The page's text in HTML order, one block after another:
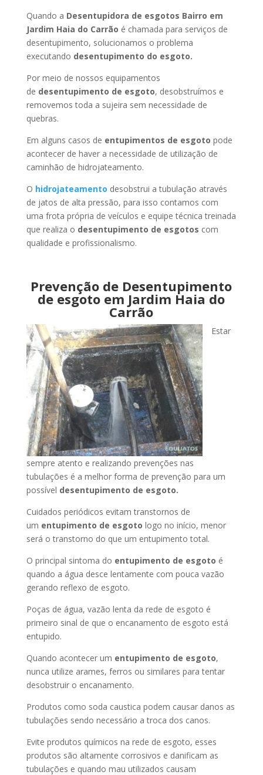
Quando a Desentupidora de esgotos Bairro em
Jardim Haia do Carrão é chamada para serviços de
desentupimento, solucionamos o problema
executando desentupimento do esgoto.
Por meio de nossos equipamentos
de desentupimento de esgoto, desobstruímos e
removemos toda a sujeira sem necessidade de
quebras.
Em alguns casos de entupimentos de esgoto pode
acontecer de haver a necessidade de utilização de
caminhão de hidrojateamento.
O hidrojateamento desobstrui a tubulação através
de jatos de alta pressão, para isso contamos com
uma frota própria de veículos e equipe técnica treinada
que realiza o desentupimento de esgotos com
qualidade e profissionalismo.
Prevenção de Desentupimento
de esgoto em Jardim Haia do
Carrão
Estar
sempre atento e realizando prevenções nas
tubulações é a melhor forma de prevenção para um
possível desentupimento de esgoto.
Cuidados periódicos evitam transtornos de
um entupimento de esgoto logo no início, menor
será o transtorno do que um entupimento total.
O principal sintoma do entupimento de esgoto é
quando a água desce lentamente com pouca vazão
gerando reflexo de esgoto.
Poças de água, vazão lenta da rede de esgoto é
primeiro sinal de que o encanamento de esgoto está
entupido.
Quando acontecer um entupimento de esgoto,
nunca utilize arames, ferros ou similares para tentar
desobstruir o encanamento.
Produtos como soda caustica podem causar danos as
tubulações sendo necessário a troca dos canos.
Evite produtos químicos na rede de esgoto, esses
produtos são altamente corrosivos e danificam as
tubulações e quando mau utilizados causam